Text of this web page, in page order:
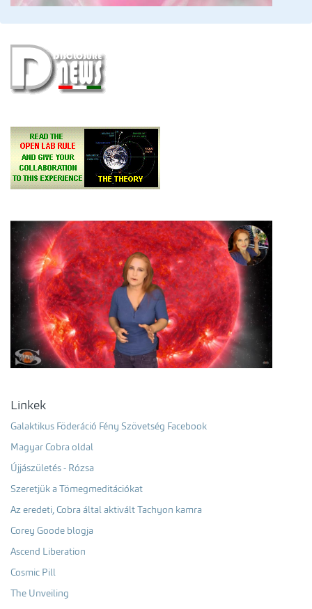
Linkek
Galaktikus Föderáció Fény Szövetség Facebook
Magyar Cobra oldal
Újjászületés - Rózsa
Szeretjük a Tömegmeditációkat
Az eredeti, Cobra által aktivált Tachyon kamra
Corey Goode blogja
Ascend Liberation
Cosmic Pill
The Unveiling